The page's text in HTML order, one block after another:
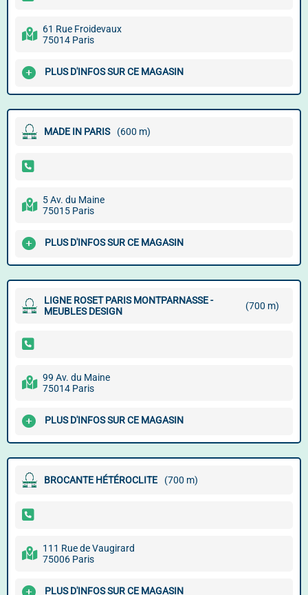
61 Rue Froidevaux
75014 Paris
PLUS D'INFOS SUR CE MAGASIN
MADE IN PARIS (600 m)
5 Av. du Maine
75015 Paris
PLUS D'INFOS SUR CE MAGASIN
LIGNE ROSET PARIS MONTPARNASSE -
MEUBLES DESIGN
(700 m)
99 Av. du Maine
75014 Paris
PLUS D'INFOS SUR CE MAGASIN
BROCANTE HÉTÉROCLITE (700 m)
111 Rue de Vaugirard
75006 Paris
PLUS D'INFOS SUR CE MAGASIN